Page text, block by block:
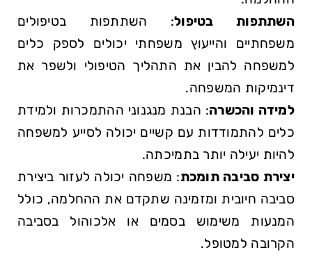
השתתפות בטיפול: השתתפות בטיפולים
משפחתיים והייעוץ משפחתי יכולים לספק כלים
למשפחה להבין את התהליך הטיפולי ולשפר את
דינמיקות המשפחה.
למידה והכשרה: הבנת מנגנוני ההתמכרות ולמידת
כלים להתמודדות עם קשיים יכולה לסייע למשפחה
להיות יעילה יותר בתמיכתה.
יצירת סביבה תומכת: משפחה יכולה לעזור ביצירת
סביבה חיובית ומזמינה שתקדם את ההחלמה, כולל
המנעות משימוש בסמים או אלכוהול בסביבה
הקרובה למטופל.